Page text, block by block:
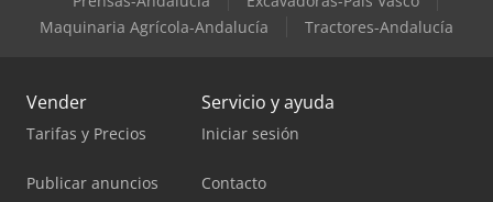
Maquinaria Agrícola-Andalucía
Tractores-Andalucía
Vender
Tarifas y Precios
Publicar anuncios
Servicio y ayuda
Iniciar sesión
Contacto